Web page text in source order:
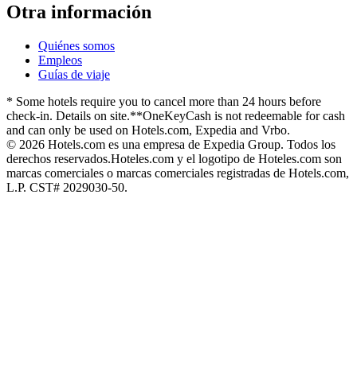
Otra información
Quiénes somos
Empleos
Guías de viaje
* Some hotels require you to cancel more than 24 hours before
check-in. Details on site.**OneKeyCash is not redeemable for cash
and can only be used on Hotels.com, Expedia and Vrbo.
© 2026 Hotels.com es una empresa de Expedia Group. Todos los
derechos reservados.Hoteles.com y el logotipo de Hoteles.com son
marcas comerciales o marcas comerciales registradas de Hotels.com,
L.P. CST# 2029030-50.